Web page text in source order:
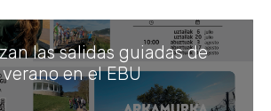
las salidas guiadas de
verano en el EBU